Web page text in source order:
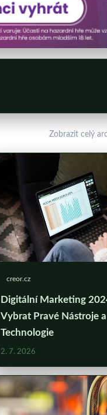
Zobrazit celý
creor.cz
Digitální Marketing
Vybrat Pravé Nástroje a
Technologie
2. 7. 2026